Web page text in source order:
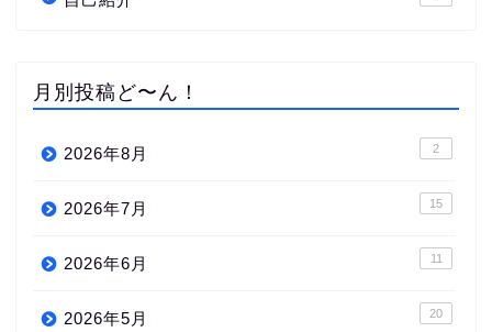
月別投稿ど〜ん！
2026年8月 2
2026年7月 15
2026年6月 11
2026年5月 20